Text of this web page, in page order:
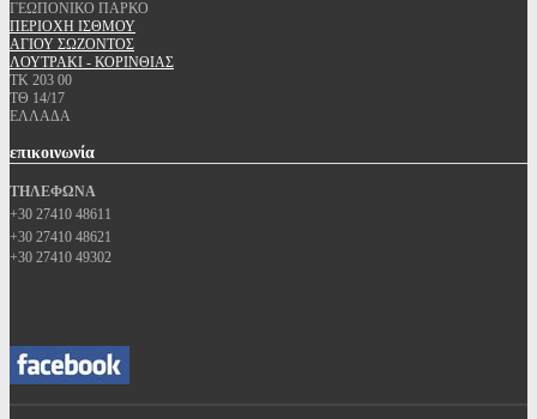
ΓΕΩΠΟΝΙΚΟ ΠΑΡΚΟ
ΠΕΡΙΟΧΗ ΙΣΘΜΟΥ
ΑΓΙΟΥ ΣΩΖΟΝΤΟΣ
ΛΟΥΤΡΑΚΙ - ΚΟΡΙΝΘΙΑΣ
ΤΚ 203 00
ΤΘ 14/17
ΕΛΛΑΔΑ
επικοινωνία
ΤΗΛΕΦΩΝΑ
+30 27410 48611
+30 27410 48621
+30 27410 49302